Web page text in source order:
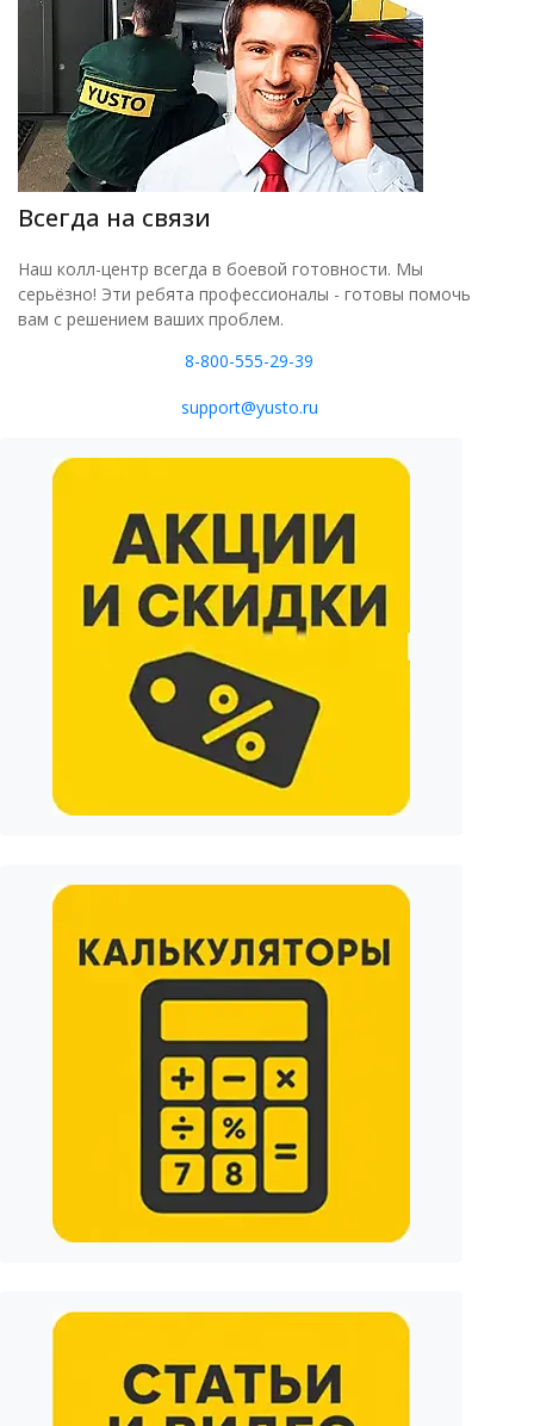
Всегда на связи
Наш колл-центр всегда в боевой готовности. Мы
серьёзно! Эти ребята профессионалы - готовы помочь
вам с решением ваших проблем.
8-800-555-29-39
support@yusto.ru